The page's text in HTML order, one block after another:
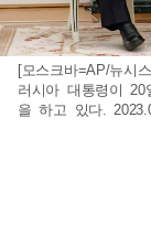
[모스크바=AP/뉴시
러시아 대통령이 20
을 하고 있다.